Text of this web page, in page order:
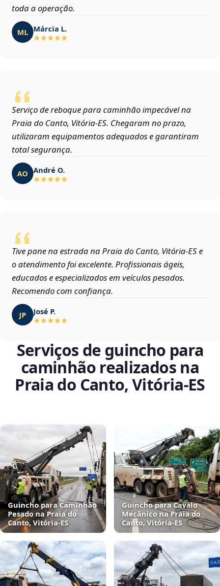
toda a operação.
ML Márcia L.
Serviço de reboque para caminhão impecável na
Praia do Canto, Vitória‑ES. Chegaram no prazo,
utilizaram equipamentos adequados e garantiram
total segurança.
AO André O.
Tive pane na estrada na Praia do Canto, Vitória‑ES e
o atendimento foi excelente. Profissionais ágeis,
educados e especializados em veículos pesados.
Recomendo com confiança.
JP José P.
Serviços de guincho para
caminhão realizados na
Praia do Canto, Vitória‑ES
Guincho para Caminhão
Pesado na Praia do
Canto, Vitória‑ES
Guincho para Cavalo
Mecânico na Praia do
Canto, Vitória‑ES